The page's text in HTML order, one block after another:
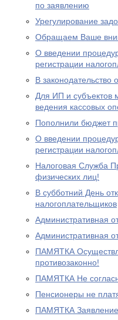
по заявлению
Урегулирование
Обращаем Ваше
О введении
регистрации
В
Для ИП и субъектов
ведения кассовых
Пополнили бюджет
О введении
регистрации
Налоговая Служба
физических лиц!
В субботний День
налогоплательщиков
Административная
Административная
ПАМЯТКА
противозаконно!
ПАМЯТКА Не
Пенсионеры не
ПАМЯТКА